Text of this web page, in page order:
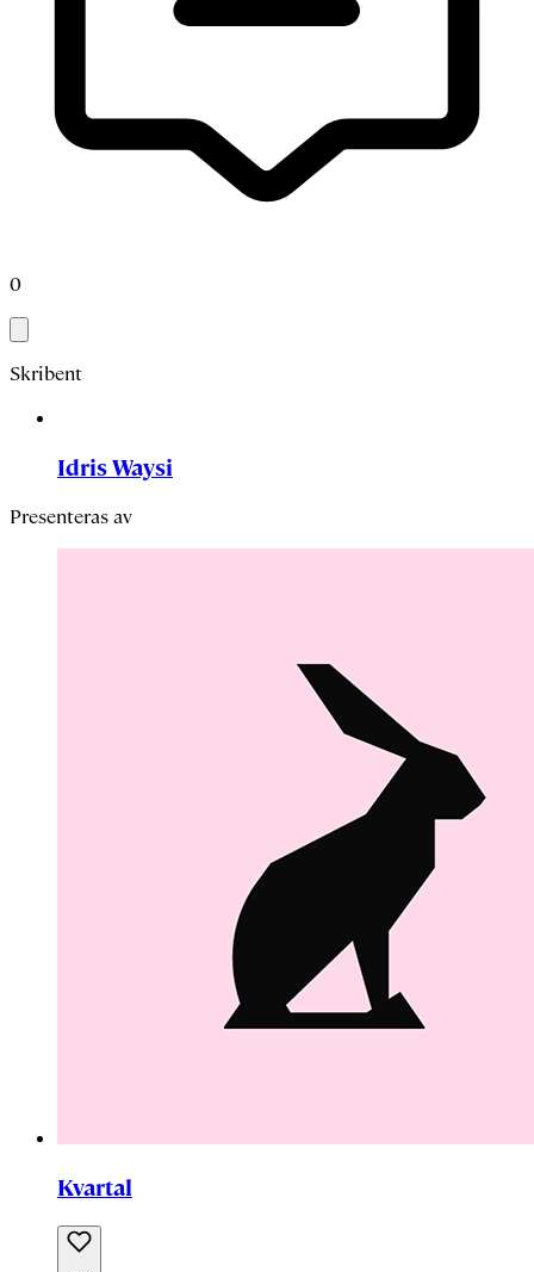
0
Skribent
Idris Waysi
Presenteras av
Kvartal